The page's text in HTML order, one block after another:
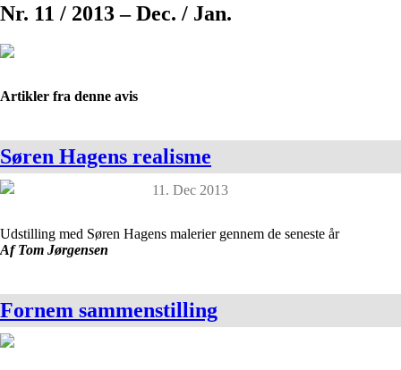
Nr. 11 / 2013 – Dec. / Jan.
Artikler fra denne avis
Søren Hagens realisme
11. Dec 2013
Udstilling med Søren Hagens malerier gennem de seneste år
Af Tom Jørgensen
Fornem sammenstilling